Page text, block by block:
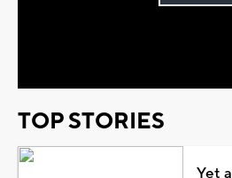
TOP STORIES
Yet